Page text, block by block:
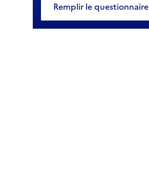
Remplir le questionnaire